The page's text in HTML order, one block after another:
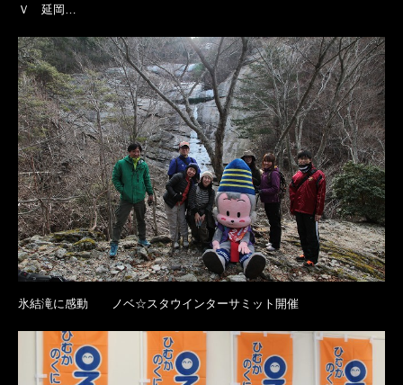
Ｖ 延岡…
氷結滝に感動 ノベ☆スタウインターサミット開催